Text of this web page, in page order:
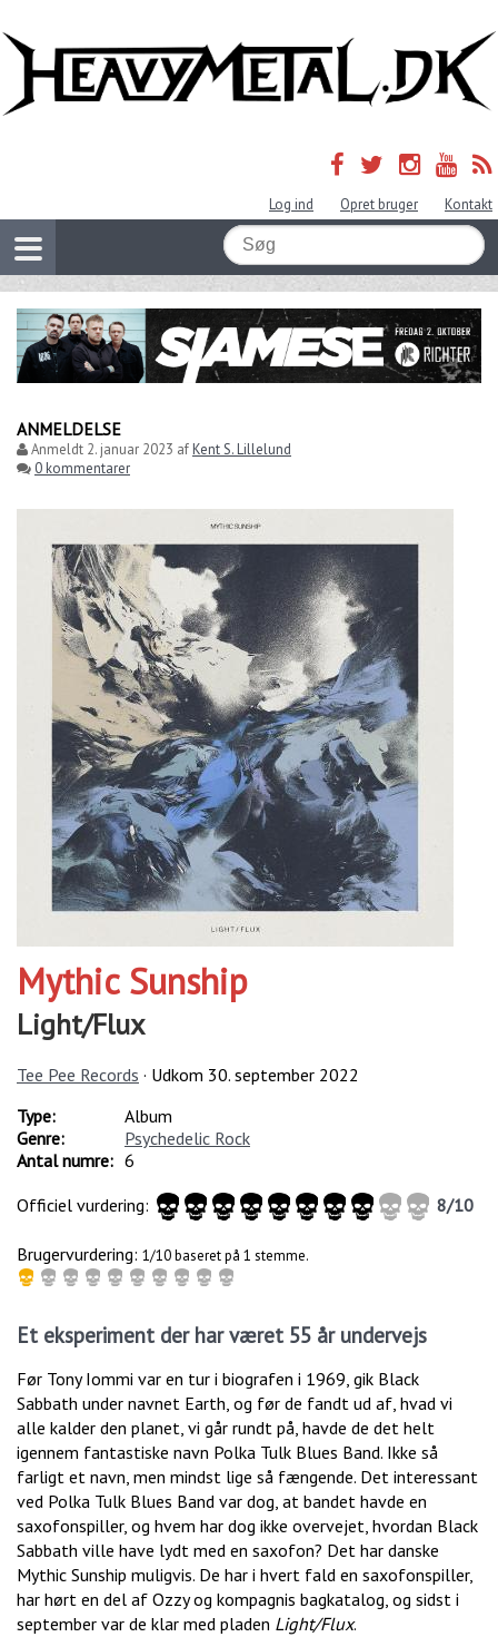
Log ind Opret bruger Kontakt
ANMELDELSE
Anmeldt 2. januar 2023 afKent S. Lillelund
0 kommentarer
Mythic Sunship
Light/Flux
Tee Pee Records · Udkom 30. september 2022
Type:
Album
Genre:
Psychedelic Rock
Antal numre: 6
Officiel vurdering:
8/10
Brugervurdering: 1/10 baseret på 1 stemme.
Et eksperiment der har været 55 år undervejs
Før Tony Iommi var en tur i biografen i 1969, gik Black
Sabbath under navnet Earth, og før de fandt ud af, hvad vi
alle kalder den planet, vi går rundt på, havde de det helt
igennem fantastiske navn Polka Tulk Blues Band. Ikke så
farligt et navn, men mindst lige så fængende. Det interessant
ved Polka Tulk Blues Band var dog, at bandet havde en
saxofonspiller, og hvem har dog ikke overvejet, hvordan Black
Sabbath ville have lydt med en saxofon? Det har danske
Mythic Sunship muligvis. De har i hvert fald en saxofonspiller,
har hørt en del af Ozzy og kompagnis bagkatalog, og sidst i
september var de klar med pladen Light/Flux.